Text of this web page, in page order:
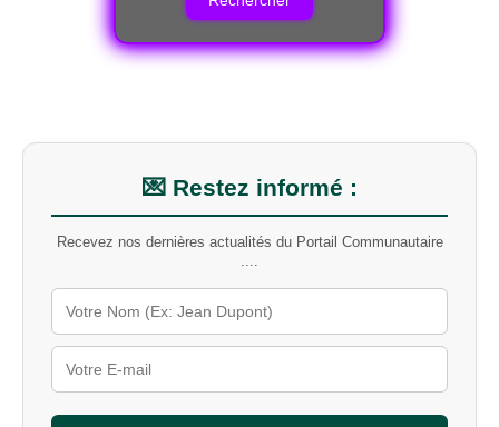
c
m
o
t
-
l
é
u
r
l
e
💌 Restez informé :
Recevez nos dernières actualités du Portail Communautaire
....